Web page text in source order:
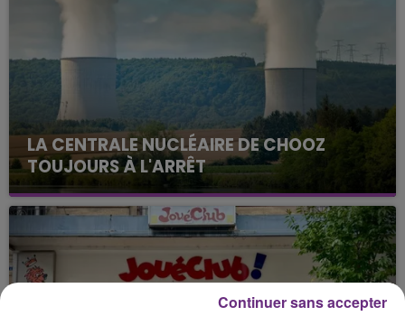
LA CENTRALE NUCLÉAIRE DE CHOOZ
TOUJOURS À L'ARRÊT
Cela fait déjà une semaine que la centrale
nucléaire ardennaise est à l'arrêt. Une situation
justifiée par la sécheresse intense qui est toujours
présente.
Continuer sans accepter